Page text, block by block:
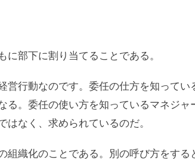
部下に割り当てることである。
行動なのです。委任の仕方を知ってい
る。委任の使い方を知っているマネジャ
なく、求められているのだ。
組織化のことである。別の呼び方をする